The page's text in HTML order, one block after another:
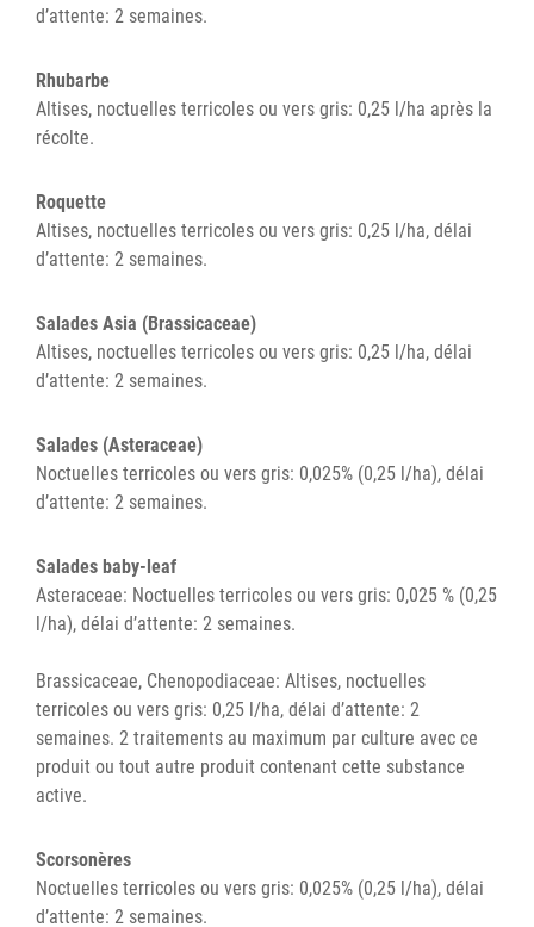
d’attente: 2 semaines.
Rhubarbe
Altises, noctuelles terricoles ou vers gris: 0,25 l/ha après la
récolte.
Roquette
Altises, noctuelles terricoles ou vers gris: 0,25 l/ha, délai
d’attente: 2 semaines.
Salades Asia (Brassicaceae)
Altises, noctuelles terricoles ou vers gris: 0,25 l/ha, délai
d’attente: 2 semaines.
Salades (Asteraceae)
Noctuelles terricoles ou vers gris: 0,025% (0,25 l/ha), délai
d’attente: 2 semaines.
Salades baby-leaf
Asteraceae: Noctuelles terricoles ou vers gris: 0,025 % (0,25
l/ha), délai d’attente: 2 semaines.
Brassicaceae, Chenopodiaceae: Altises, noctuelles
terricoles ou vers gris: 0,25 l/ha, délai d’attente: 2
semaines. 2 traitements au maximum par culture avec ce
produit ou tout autre produit contenant cette substance
active.
Scorsonères
Noctuelles terricoles ou vers gris: 0,025% (0,25 l/ha), délai
d’attente: 2 semaines.